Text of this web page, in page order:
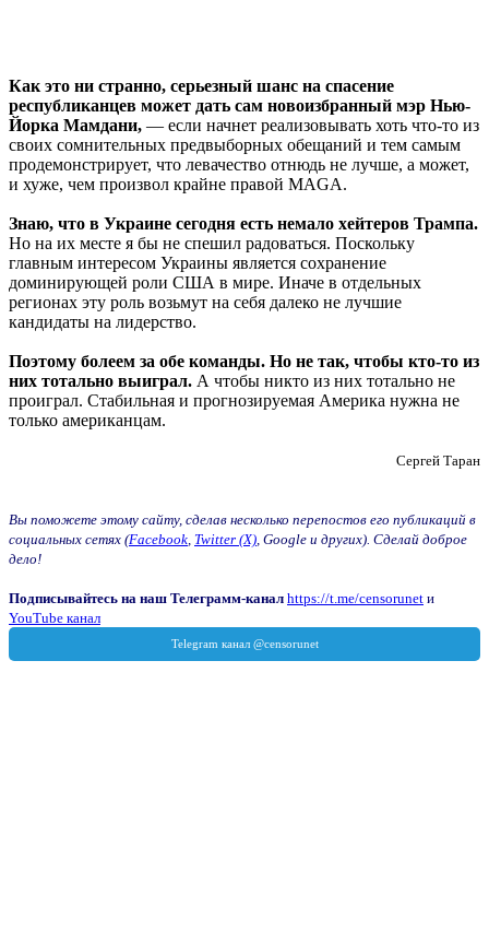
Как это ни странно, серьезный шанс на спасение
республиканцев может дать сам новоизбранный мэр Нью-
Йорка Мамдани, — если начнет реализовывать хоть что-то из
своих сомнительных предвыборных обещаний и тем самым
продемонстрирует, что левачество отнюдь не лучше, а может,
и хуже, чем произвол крайне правой MAGA.
Знаю, что в Украине сегодня есть немало хейтеров Трампа.
Но на их месте я бы не спешил радоваться. Поскольку
главным интересом Украины является сохранение
доминирующей роли США в мире. Иначе в отдельных
регионах эту роль возьмут на себя далеко не лучшие
кандидаты на лидерство.
Поэтому болеем за обе команды. Но не так, чтобы кто-то из
них тотально выиграл. А чтобы никто из них тотально не
проиграл. Стабильная и прогнозируемая Америка нужна не
только американцам.
Сергей Таран
Вы поможете этому сайту, сделав несколько перепостов его публикаций в
социальных сетях (Facebook Twitter (X) , Google и других). Сделай доброе
дело!
Подписывайтесь на наш Телеграмм-канал https://t.me/censorunet и
YouTube канал